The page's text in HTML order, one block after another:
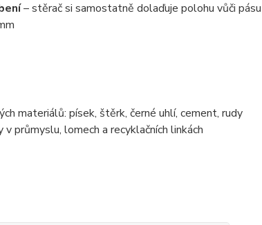
– stěrač si samostatně dolaďuje polohu vůči pásu
materiálů: písek, štěrk, černé uhlí, cement, rudy
průmyslu, lomech a recyklačních linkách